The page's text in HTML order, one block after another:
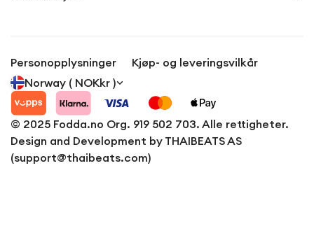
Ordreoversikt
Personvernerklæring
Kontakt
© 2025 Fodda.no Org. 919 502 703. Alle rettigheter.
Design and Development by THAIBEATS AS
(support@thaibeats.com)
Personopplysninger
Kjøp- og leveringsvilkår
Norway ( NOKkr )